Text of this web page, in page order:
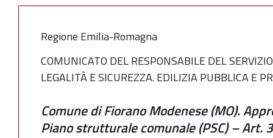
Regione Emilia-Romagna
COMUNICATO DEL RESPONSABILE DEL
LEGALITÀ E SICUREZZA. EDILIZIA PUBBLICA E
Comune di Fiorano Modenese (MO).
Piano strutturale comunale (PSC) – Art.